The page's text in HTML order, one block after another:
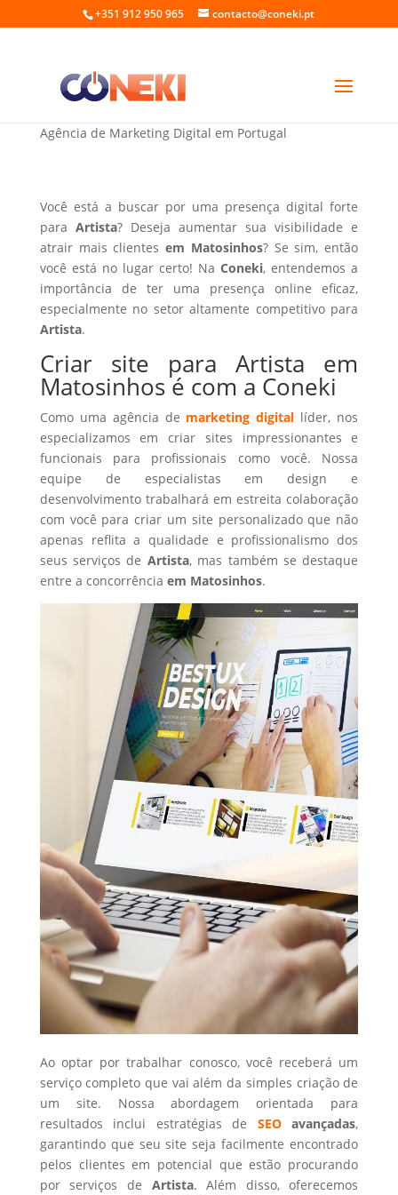
+351 912 950 965 contacto@coneki.pt
Criar site para Artista em Matosinhos
Agência de Marketing Digital em Portugal
Você está a buscar por uma presença digital forte
para Artista? Deseja aumentar sua visibilidade e
atrair mais clientesem Matosinhos? Se sim, então
você está no lugar certo! NaConeki, entendemos a
importância de ter uma presença online eficaz,
especialmente no setor altamente competitivo para
Artista.
Criar site para Artista em
Matosinhos é com a Coneki
Como uma agência de marketing digital líder, nos
especializamos em criar sites impressionantes e
funcionais para profissionais como você. Nossa
equipe de especialistas em design e
desenvolvimento trabalhará em estreita colaboração
com você para criar um site personalizado que não
apenas reflita a qualidade e profissionalismo dos
seus serviços de Artista, mas também se destaque
entre a concorrência em Matosinhos.
Ao optar por trabalhar conosco, você receberá um
serviço completo que vai além da simples criação de
um site. Nossa abordagem orientada para
resultados inclui estratégias de SEOavançadas,
garantindo que seu site seja facilmente encontrado
pelos clientes em potencial que estão procurando
por serviços de Artista. Além disso, oferecemos